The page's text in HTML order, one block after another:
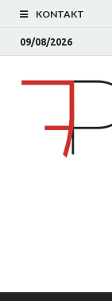
KONTAKT
09/08/2026